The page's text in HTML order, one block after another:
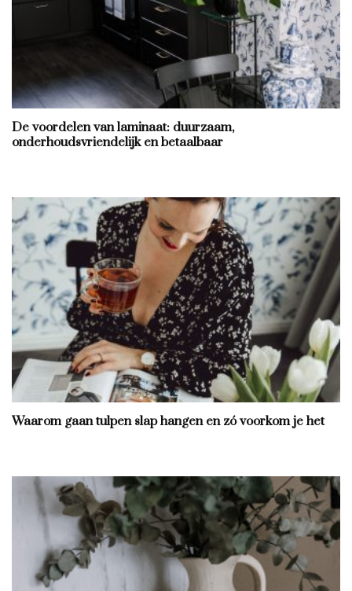
De voordelen van laminaat: duurzaam,
onderhoudsvriendelijk en betaalbaar
Waarom gaan tulpen slap hangen en zó voorkom je het